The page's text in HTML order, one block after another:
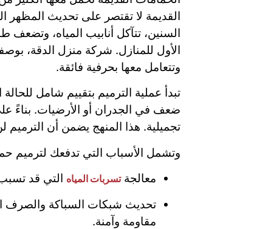
القديمة لا تقتصر على تحديث
السنين، تتآكل أنابيب المياه، وتضعف
الأول للمنازل. شركة منزل الدقة،
وتتعامل معها بحرفية فائقة.
تبدأ عملية الترميم بتقييم شامل
ضعف في الجدران أو الأرضيات. بناءً
تجميلية. هذا المنهج يضمن أن
وتشمل الأسباب التي تدفعك لترميم
معالجةتسربات المياه التي قد
تحديث شبكات السباكة والصرف
مقاومة وآمنة.